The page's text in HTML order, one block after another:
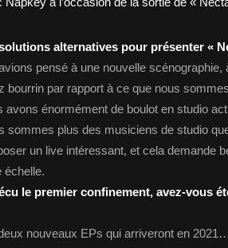
alternatives pour présenter «
pensé à une nouvelle scénographie,
bourrin par rapport à ce que nous
avons énormément de boulot en studio
sommes plus des musiciens de studio
un live intéressant, et cela demande
échelle.
le premier confinement, avez-vous
nouveaux EPs qui arriveront en 2021…